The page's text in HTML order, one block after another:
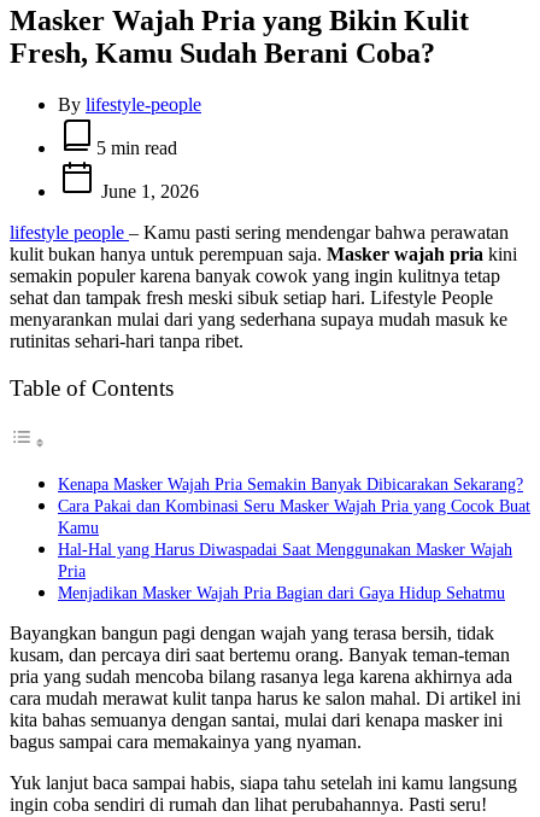
Masker Wajah Pria yang Bikin Kulit
Fresh, Kamu Sudah Berani Coba?
By lifestyle-people
Estimated
read
time
5 min read
June 1, 2026
lifestyle people – Kamu pasti sering mendengar bahwa perawatan
kulit bukan hanya untuk perempuan saja. Masker wajah pria kini
semakin populer karena banyak cowok yang ingin kulitnya tetap
sehat dan tampak fresh meski sibuk setiap hari. Lifestyle People
menyarankan mulai dari yang sederhana supaya mudah masuk ke
rutinitas sehari-hari tanpa ribet.
Table of Contents
Kenapa Masker Wajah Pria Semakin Banyak Dibicarakan Sekarang?
Cara Pakai dan Kombinasi Seru Masker Wajah Pria yang Cocok Buat
Kamu
Hal-Hal yang Harus Diwaspadai Saat Menggunakan Masker Wajah
Pria
Menjadikan Masker Wajah Pria Bagian dari Gaya Hidup Sehatmu
Bayangkan bangun pagi dengan wajah yang terasa bersih, tidak
kusam, dan percaya diri saat bertemu orang. Banyak teman-teman
pria yang sudah mencoba bilang rasanya lega karena akhirnya ada
cara mudah merawat kulit tanpa harus ke salon mahal. Di artikel ini
kita bahas semuanya dengan santai, mulai dari kenapa masker ini
bagus sampai cara memakainya yang nyaman.
Yuk lanjut baca sampai habis, siapa tahu setelah ini kamu langsung
ingin coba sendiri di rumah dan lihat perubahannya. Pasti seru!